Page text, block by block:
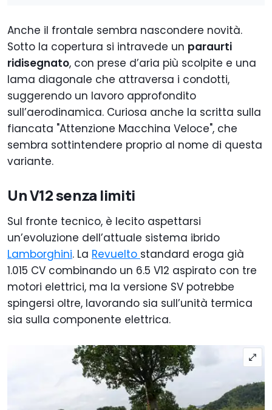
Anche il frontale sembra nascondere novità.
Sotto la copertura si intravede un paraurti
ridisegnato, con prese d’aria più scolpite e una
lama diagonale che attraversa i condotti,
suggerendo un lavoro approfondito
sull’aerodinamica. Curiosa anche la scritta sulla
fiancata "Attenzione Macchina Veloce", che
sembra sottintendere proprio al nome di questa
variante.
Un V12 senza limiti
Sul fronte tecnico, è lecito aspettarsi
un’evoluzione dell’attuale sistema ibrido
Lamborghini. La Revuelto standard eroga già
1.015 CV combinando un 6.5 V12 aspirato con tre
motori elettrici, ma la versione SV potrebbe
spingersi oltre, lavorando sia sull’unità termica
sia sulla componente elettrica.